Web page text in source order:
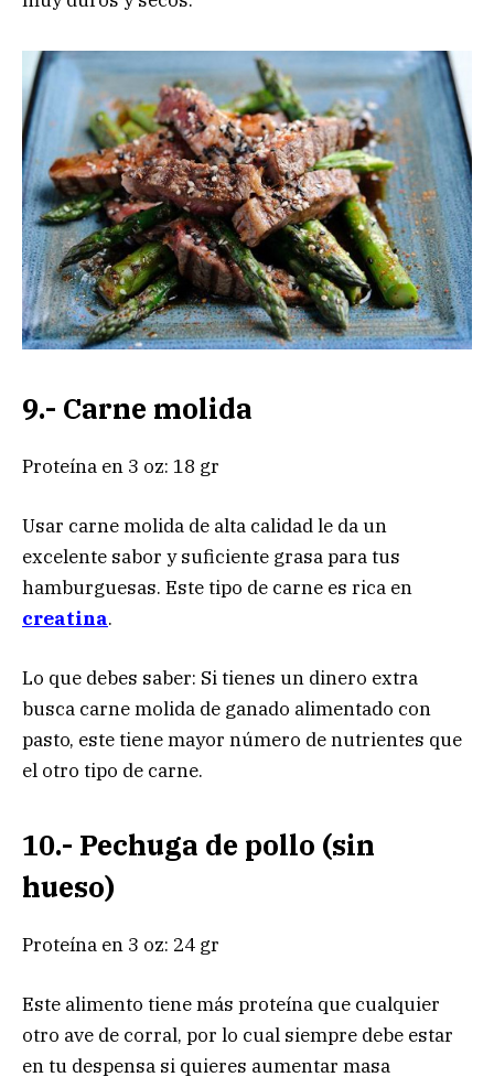
9.- Carne molida
Proteína en 3 oz: 18 gr
Usar carne molida de alta calidad le da un
excelente sabor y suficiente grasa para tus
hamburguesas. Este tipo de carne es rica en
creatina.
Lo que debes saber: Si tienes un dinero extra
busca carne molida de ganado alimentado con
pasto, este tiene mayor número de nutrientes que
el otro tipo de carne.
10.- Pechuga de pollo (sin
hueso)
Proteína en 3 oz: 24 gr
Este alimento tiene más proteína que cualquier
otro ave de corral, por lo cual siempre debe estar
en tu despensa si quieres aumentar masa